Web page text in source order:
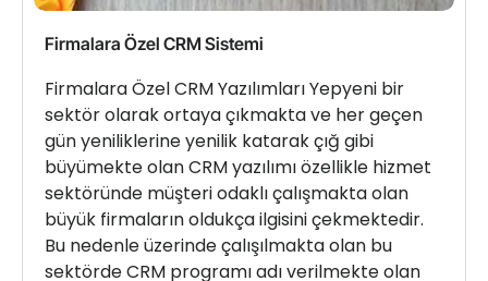
Firmalara Özel CRM Sistemi
Firmalara Özel CRM Yazılımları Yepyeni bir
sektör olarak ortaya çıkmakta ve her geçen
gün yeniliklerine yenilik katarak çığ gibi
büyümekte olan CRM yazılımı özellikle hizmet
sektöründe müşteri odaklı çalışmakta olan
büyük firmaların oldukça ilgisini çekmektedir.
Bu nedenle üzerinde çalışılmakta olan bu
sektörde CRM programı adı verilmekte olan